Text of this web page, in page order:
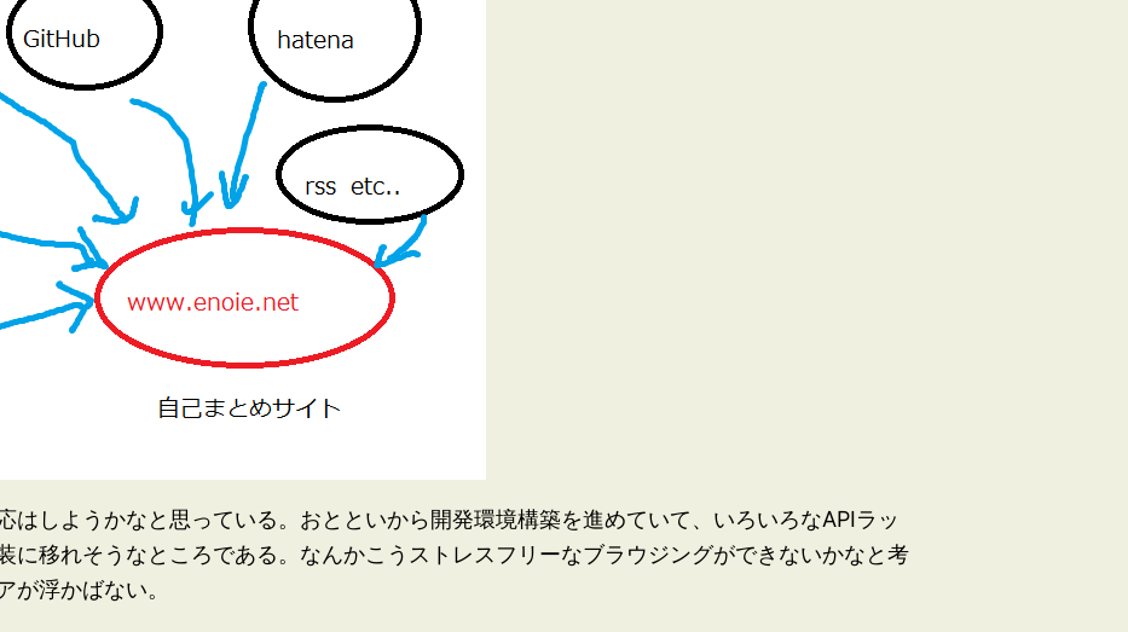
はしようかなと思っている。おとといから開発環境構築を進めていて、いろいろなAPIラッ
に移れそうなところである。なんかこうストレスフリーなブラウジングができないかなと考
が浮かばない。